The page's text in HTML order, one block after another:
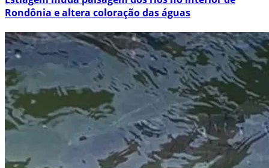
Rondônia e altera coloração das águas